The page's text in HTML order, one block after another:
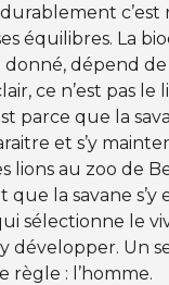
c’est
équilibres. La
donné, dépend
ce n’est pas le
parce que la
et s’y
lions au zoo de
la savane s’y
sélectionne le
développer. Un
règle : l’homme.